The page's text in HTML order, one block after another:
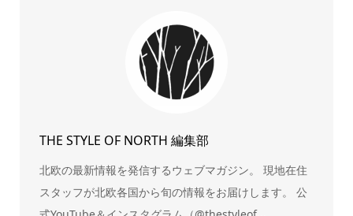
THE STYLE OF NORTH 編集部
北欧の最新情報を発信するウェブマガジン。 現地在住
スタッフが北欧各国から旬の情報をお届けします。 公